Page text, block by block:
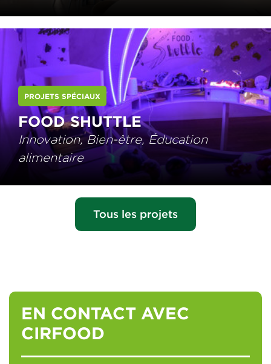
PROJETS SPÉCIAUX
FOOD SHUTTLE
Innovation, Bien-être, Éducation
alimentaire
Tous les projets
EN CONTACT AVEC
CIRFOOD